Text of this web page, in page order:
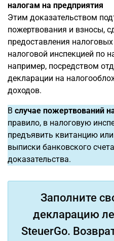
налогам на предприятия
Этим доказательством
пожертвования и взносы,
предоставления
налоговой инспекцией по
например, посредством
декларации на
доходов.
В случае пожертвований
правило, в налоговую
предъявить квитанцию
выписки банковского
доказательства.
Заполните
декларацию
SteuerGo.